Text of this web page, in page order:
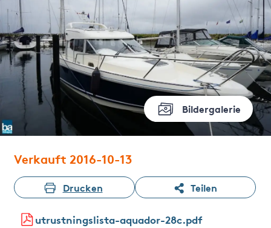
Bildergalerie
Verkauft 2016-10-13
Drucken Teilen
utrustningslista-aquador-28c.pdf